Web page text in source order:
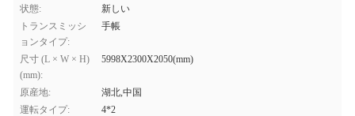
状態:
新しい
トランスミッシ
ョンタイプ:
手帳
尺寸 (L × W × H)
(mm):
5998X2300X2050(mm)
原産地:
湖北,中国
運転タイプ:
4*2